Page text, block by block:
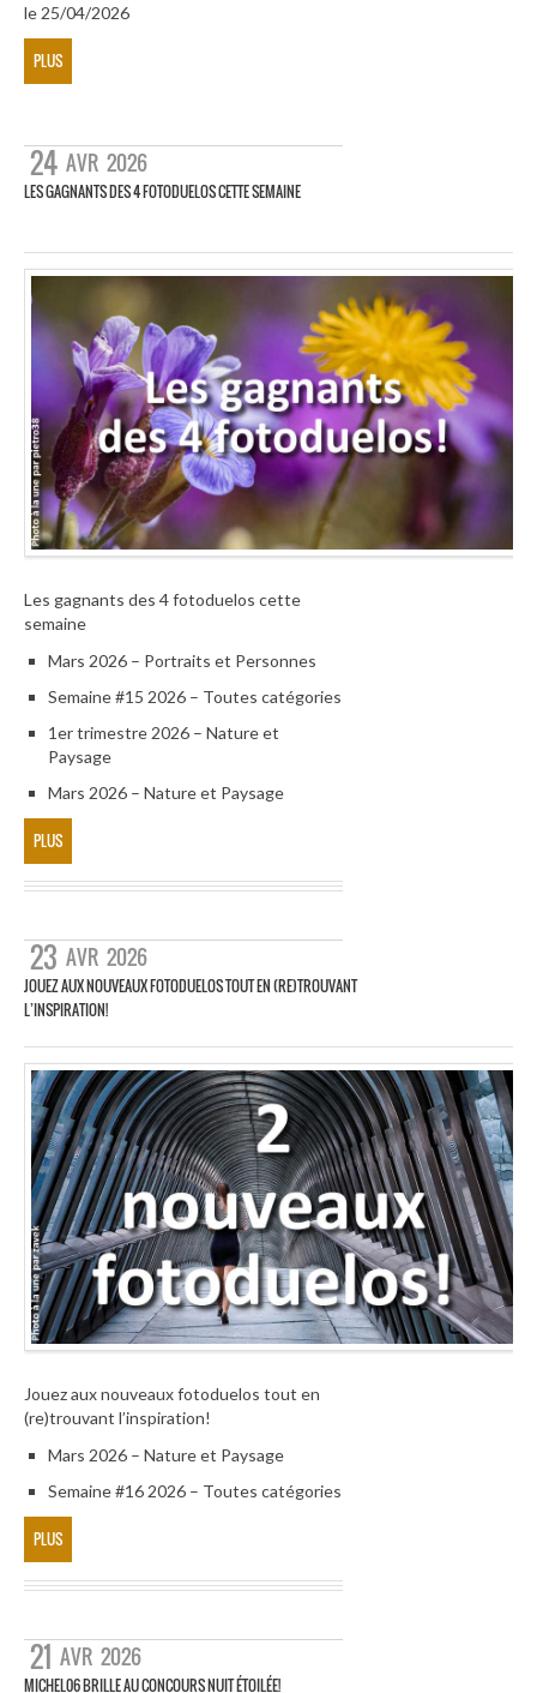
le 25/04/2026
PLUS
24 AVR 2026
LES GAGNANTS DES 4 FOTODUELOS CETTE SEMAINE
Les gagnants des 4 fotoduelos cette
semaine
Mars 2026 – Portraits et Personnes
Semaine #15 2026 – Toutes catégories
1er trimestre 2026 – Nature et
Paysage
Mars 2026 – Nature et Paysage
PLUS
23 AVR 2026
JOUEZ AUX NOUVEAUX FOTODUELOS TOUT EN (RE)TROUVANT
L’INSPIRATION!
Jouez aux nouveaux fotoduelos tout en
(re)trouvant l’inspiration!
Mars 2026 – Nature et Paysage
Semaine #16 2026 – Toutes catégories
PLUS
21 AVR 2026
MICHEL06 BRILLE AU CONCOURS NUIT ÉTOILÉE!